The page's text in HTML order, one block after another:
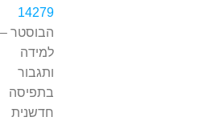
14279
הבוסטר –
למידה
ותגבור
בתפיסה
חדשנית